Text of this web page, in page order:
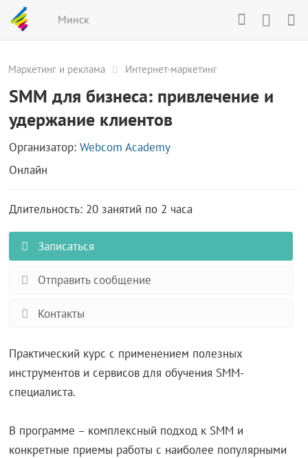
Минск
Маркетинг и реклама Интернет-маркетинг
SMM для бизнеса: привлечение и
удержание клиентов
Организатор:Webcom Academy
Онлайн
Длительность: 20 занятий по 2 часа
Записаться
Отправить сообщение
Контакты
Практический курс с применением полезных
инструментов и сервисов для обучения SMM-
специалиста.
В программе – комплексный подход к SMM и
конкретные приемы работы с наиболее популярными